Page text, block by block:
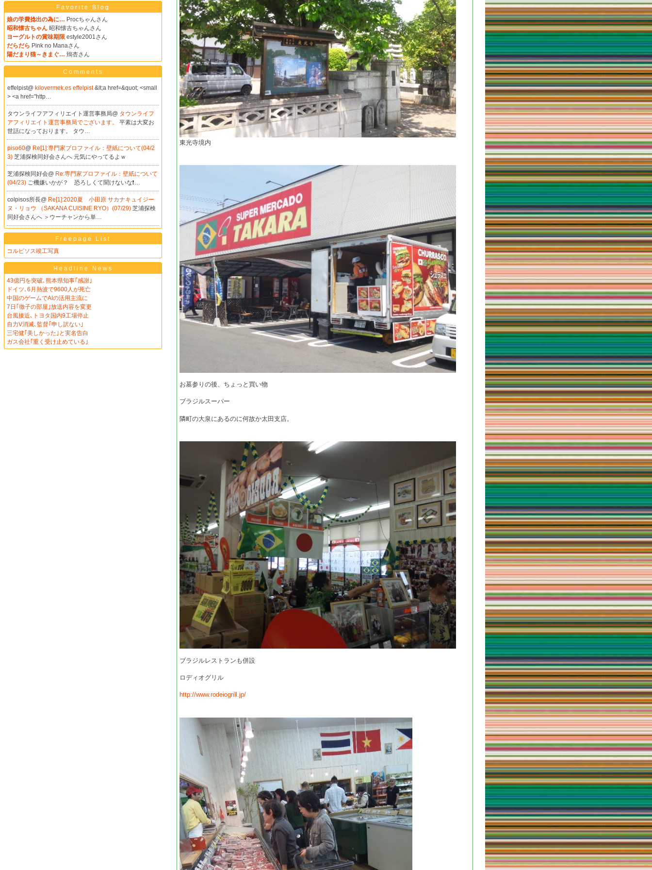
Favorite Blog
娘の学費捻出の為に… Procちゃんさん
昭和懐古ちゃん 昭和懐古ちゃんさん
ヨーグルトの賞味期限 estyle2001さん
だらだら Pink no Manaさん
陽だまり猫～きまぐ… 鵄杏さん
Comments
effelpist@ kilovermek.es effelpist&lt;a href=&quot; <small
> <a href="http…
タウンライフアフィリエイト運営事務局@ タウンライフ
アフィリエイト運営事務局でございます。 平素は大変お
世話になっております。 タウ…
piso60@ Re[1]:専門家プロファイル：壁紙について(04/2
3) 芝浦探検同好会さんへ 元気にやってるよｗ
芝浦探検同好会@ Re:専門家プロファイル：壁紙について
(04/23) ご機嫌いかが？ 恐ろしくて聞けないな❗…
colpisos所長@ Re[1]:2020夏 小田原 サカナキュイジー
ヌ・リョウ （SAKANA CUISINE RYO）(07/29) 芝浦探検
同好会さんへ ＞ウーチャンから単…
Freepage List
コルピソス竣工写真
Headline News
43億円を突破､熊本県知事｢感謝｣
ドイツ､6月熱波で9600人が死亡
中国のゲームでAIの活用主流に
7日｢徹子の部屋｣放送内容を変更
台風接近､トヨタ国内9工場停止
自力V消滅､監督｢申し訳ない｣
三宅健｢美しかった｣と実名告白
ガス会社｢重く受け止めている｣
東光寺境内
お墓参りの後、ちょっと買い物
ブラジルスーパー
隣町の大泉にあるのに何故か太田支店。
ブラジルレストランも併設
ロディオグリル
http://www.rodeiogrill.jp/